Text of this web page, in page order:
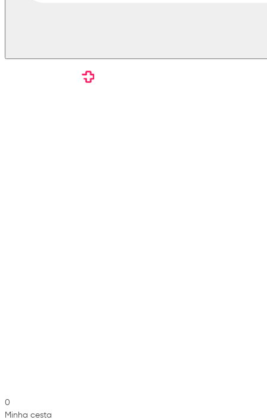
0
Minha cesta